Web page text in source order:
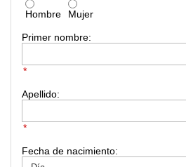
Hombre Mujer
Primer nombre:
*
Apellido:
*
Fecha de nacimiento: